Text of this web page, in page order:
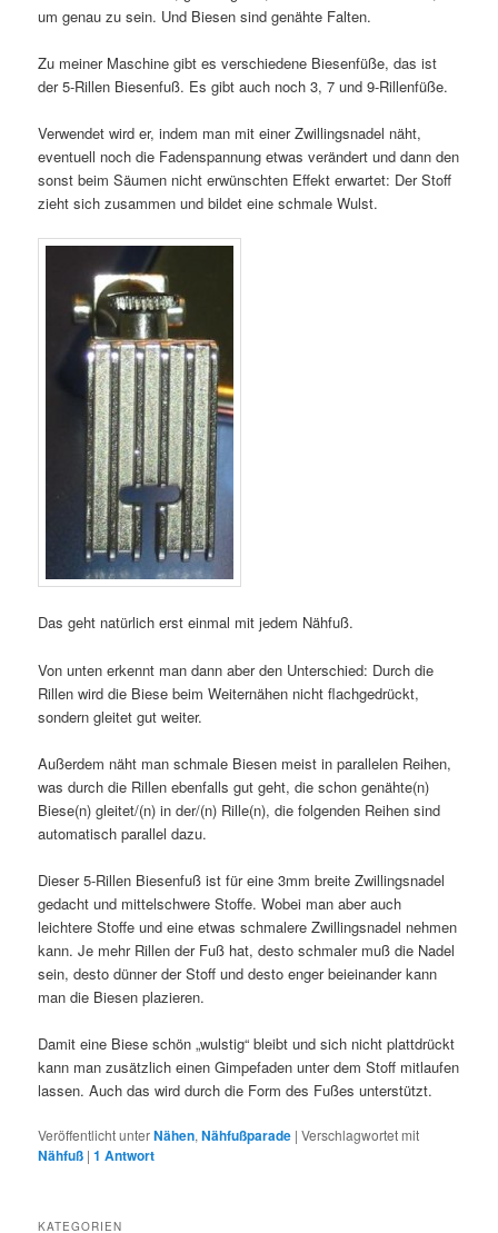
um genau zu sein. Und Biesen sind genähte Falten.
Zu meiner Maschine gibt es verschiedene Biesenfüße, das ist
der 5-Rillen Biesenfuß. Es gibt auch noch 3, 7 und 9-Rillenfüße.
Verwendet wird er, indem man mit einer Zwillingsnadel näht,
eventuell noch die Fadenspannung etwas verändert und dann den
sonst beim Säumen nicht erwünschten Effekt erwartet: Der Stoff
zieht sich zusammen und bildet eine schmale Wulst.
Das geht natürlich erst einmal mit jedem Nähfuß.
Von unten erkennt man dann aber den Unterschied: Durch die
Rillen wird die Biese beim Weiternähen nicht flachgedrückt,
sondern gleitet gut weiter.
Außerdem näht man schmale Biesen meist in parallelen Reihen,
was durch die Rillen ebenfalls gut geht, die schon genähte(n)
Biese(n) gleitet/(n) in der/(n) Rille(n), die folgenden Reihen sind
automatisch parallel dazu.
Dieser 5-Rillen Biesenfuß ist für eine 3mm breite Zwillingsnadel
gedacht und mittelschwere Stoffe. Wobei man aber auch
leichtere Stoffe und eine etwas schmalere Zwillingsnadel nehmen
kann. Je mehr Rillen der Fuß hat, desto schmaler muß die Nadel
sein, desto dünner der Stoff und desto enger beieinander kann
man die Biesen plazieren.
Damit eine Biese schön „wulstig“ bleibt und sich nicht plattdrückt
kann man zusätzlich einen Gimpefaden unter dem Stoff mitlaufen
lassen. Auch das wird durch die Form des Fußes unterstützt.
Veröffentlicht unterNähen,Nähfußparade |Verschlagwortet mit
Nähfuß |1 Antwort
KATEGORIEN